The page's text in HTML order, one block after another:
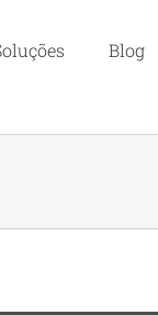
Blog